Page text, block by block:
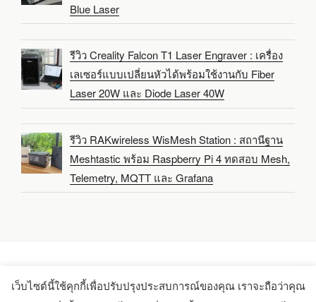
Blue Laser
รีวิว Creality Falcon T1 Laser Engraver : เครื่อง
เลเซอร์แบบเปลี่ยนหัวได้พร้อมใช้งานกับ Fiber
Laser 20W และ Diode Laser 40W
รีวิว RAKwireless WisMesh Station : สถานีฐาน
Meshtastic พร้อม Raspberry Pi 4 ทดสอบ Mesh,
Telemetry, MQTT และ Grafana
Copyright 2021-2025 -CNX Software Limited
เว็บไซต์นี้ใช้คุกกี้เพื่อปรับปรุงประสบการณ์ของคุณ เราจะถือว่าคุณ